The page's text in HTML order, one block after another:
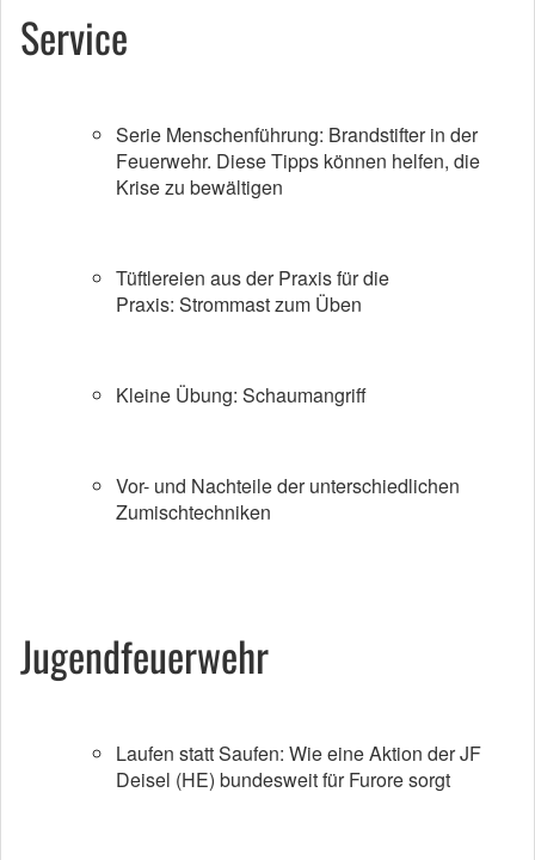
Service
Serie Menschenführung: Brandstifter in der
Feuerwehr. Diese Tipps können helfen, die
Krise zu bewältigen
Tüftlereien aus der Praxis für die
Praxis: Strommast zum Üben
Kleine Übung: Schaumangriff
Vor- und Nachteile der unterschiedlichen
Zumischtechniken
Jugendfeuerwehr
Laufen statt Saufen: Wie eine Aktion der JF
Deisel (HE) bundesweit für Furore sorgt